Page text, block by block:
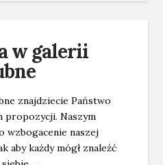
w galerii
znajdziecie Państwo
propozycji. Naszym
wzbogacenie naszej
każdy mógł znaleźć